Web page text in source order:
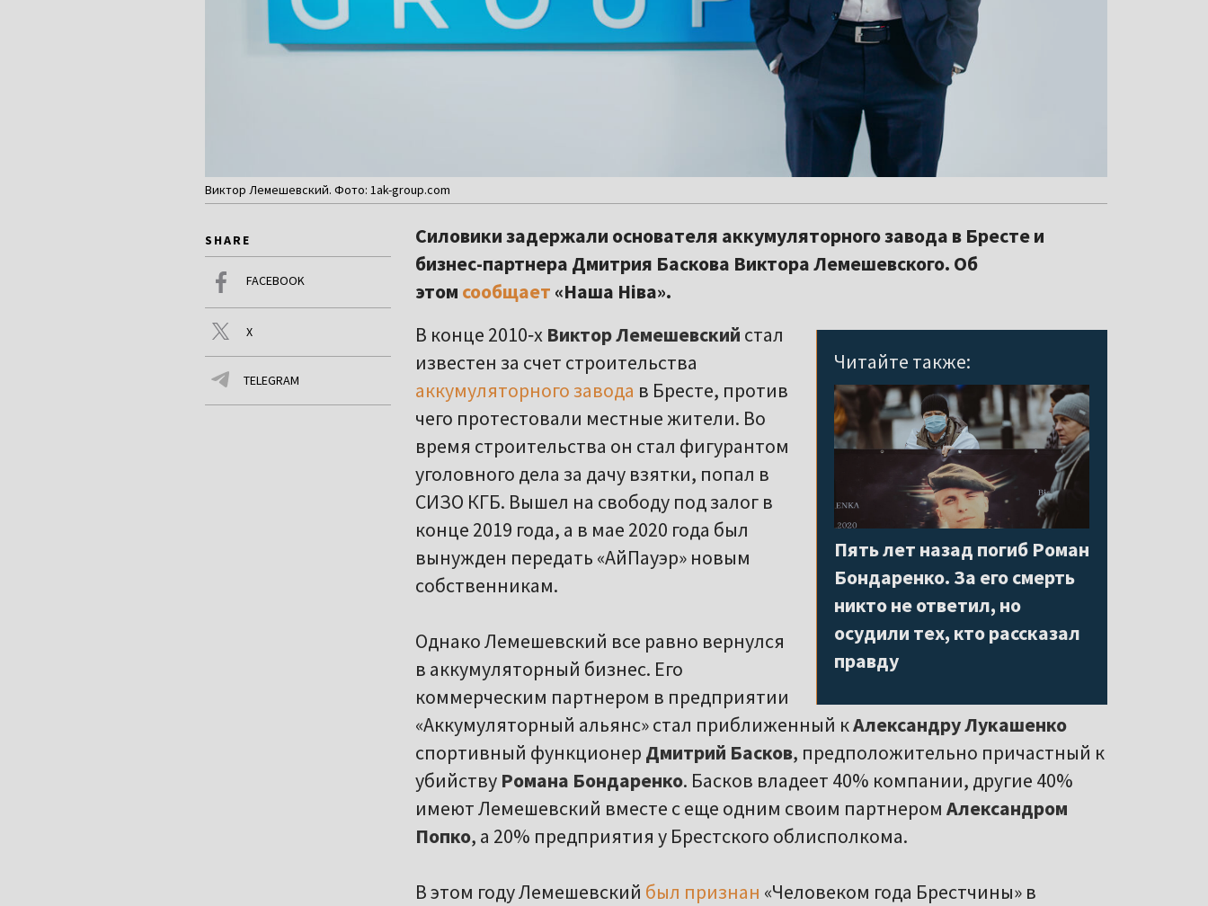
Виктор Лемешевский. Фото: 1ak-group.com
SHARE
FACEBOOK
X
TELEGRAM
Силовики задержали основателя аккумуляторного завода в Бресте и
бизнес-партнера Дмитрия Баскова Виктора Лемешевского. Об
этом сообщает «Наша Ніва».
Читайте также:
Пять лет назад погиб Роман
Бондаренко. За его смерть
никто не ответил, но
осудили тех, кто рассказал
правду
В конце 2010‑х Виктор Лемешевский стал
известен за счет строительства
аккумуляторного завода в Бресте, против
чего протестовали местные жители. Во
время строительства он стал фигурантом
уголовного дела за дачу взятки, попал в
СИЗО КГБ. Вышел на свободу под залог в
конце 2019 года, а в мае 2020 года был
вынужден передать «АйПауэр» новым
собственникам.
Однако Лемешевский все равно вернулся
в аккумуляторный бизнес. Его
коммерческим партнером в предприятии
«Аккумуляторный альянс» стал приближенный кАлександру Лукашенко
спортивный функционер Дмитрий Басков, предположительно причастный к
убийству Романа Бондаренко. Басков владеет 40% компании, другие 40%
имеют Лемешевский вместе с еще одним своим партнером Александром
Попко, а 20% предприятия у Брестского облисполкома.
В этом году Лемешевский был признан «Человеком года Брестчины» в